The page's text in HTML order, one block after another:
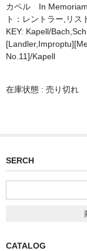
ORDER
NEWS
カペル In
ト：レントラー,リス
KEY: Kapell/
No.11]/Kapell
在庫状態 : 売り切れ
SERCH
CATALOG